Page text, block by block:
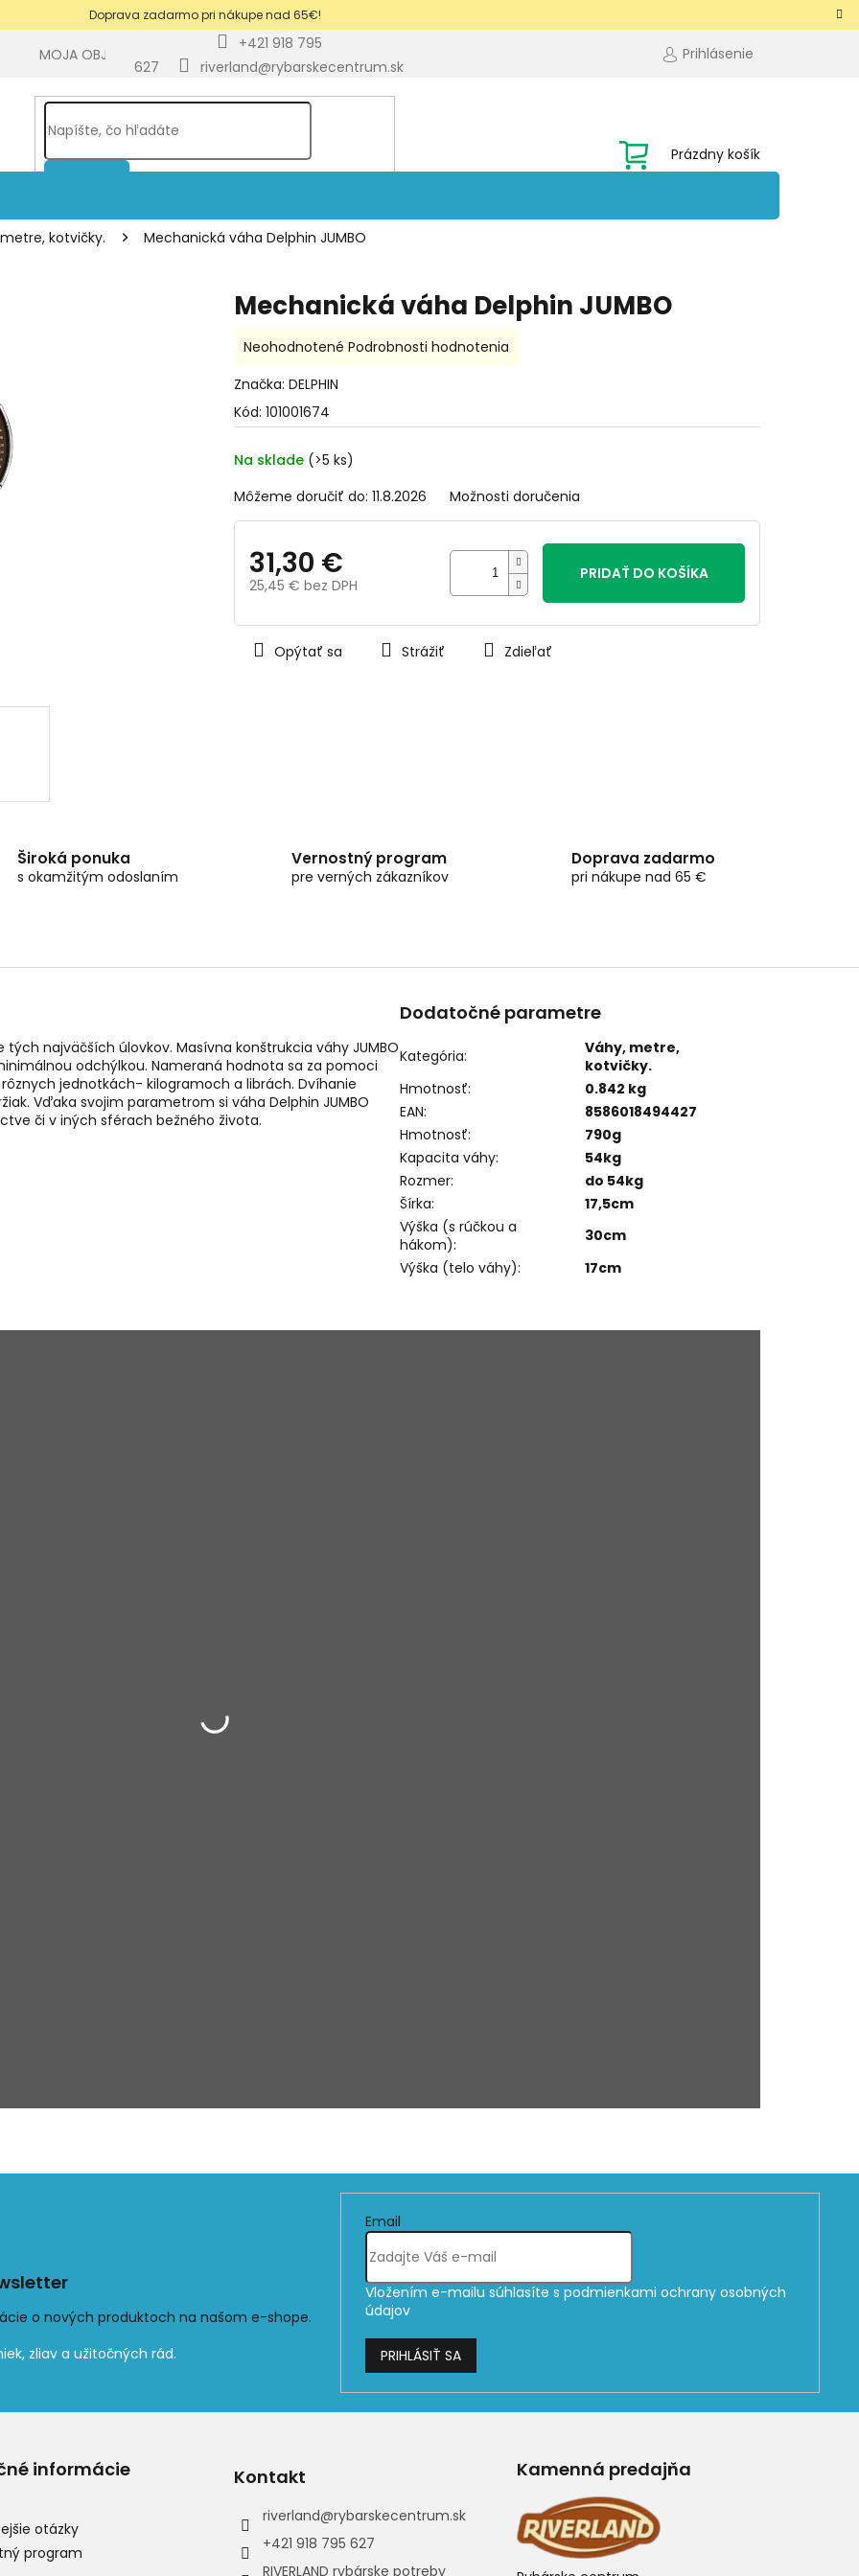
Doprava zadarmo pri nákupe nad 65€!
+421 918 795
627
riverland@rybarskecentrum.sk
MOJA OBJEDNÁVKA BLOG Prihlásenie
NÁKUPNÝ
KOŠÍK
Prázdny košík
kotvičky. Mechanická váha Delphin JUMBO
Mechanická váha Delphin JUMBO
Kód: 101001674
Na sklade (>5 ks)
Môžeme doručiť do: 11.8.2026 Možnosti doručenia
31,30 €
25,45 € bez DPH
cena:
PRIDAŤ DO KOŠÍKA
Opýtať sa Strážiť Zdieľať
Priemerné
produktu
0,0
5
hviezdičiek.
Neohodnotené Podrobnosti hodnotenia
Značka: DELPHIN
Široká ponuka
s okamžitým odoslaním
Vernostný program
pre verných zákazníkov
Doprava zadarmo
pri nákupe nad 65 €
najväčších úlovkov. Masívna konštrukcia váhy JUMBO
odchýlkou. Nameraná hodnota sa za pomoci
jednotkách- kilogramoch a librách. Dvíhanie
Vďaka svojim parametrom si váha Delphin JUMBO
či v iných sférach bežného života.
Dodatočné parametre
Kategória:
Váhy, metre,
kotvičky.
Hmotnosť:
0.842 kg
EAN:
8586018494427
Hmotnosť:
790g
Kapacita váhy:
54kg
Rozmer:
do 54kg
Šírka:
17,5cm
Výška (s rúčkou a
hákom):
30cm
Výška (telo váhy): 17cm
o nových produktoch na našom e-shope.
Email
Vložením e-mailu súhlasíte s podmienkami ochrany osobných
údajov
PRIHLÁSIŤ SA
informácie
otázky
program
Kontakt
riverland@rybarskecentrum.sk
+421 918 795 627
RIVERLAND rybárske potreby
Kamenná predajňa